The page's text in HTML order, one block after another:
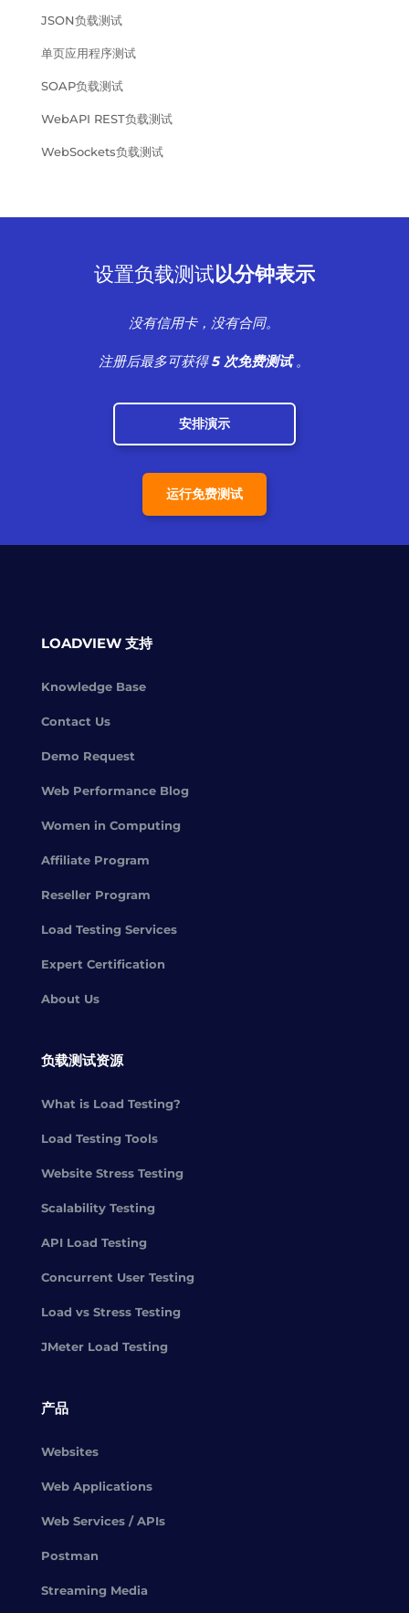
JSON负载测试
单页应用程序测试
SOAP负载测试
WebAPI REST负载测试
WebSockets负载测试
设置负载测试以分钟表示
没有信用卡，没有合同。
注册后最多可获得5 次免费测试。
安排演示
运行免费测试
LOADVIEW 支持
Knowledge Base
Contact Us
Demo Request
Web Performance Blog
Women in Computing
Affiliate Program
Reseller Program
Load Testing Services
Expert Certification
About Us
负载测试资源
What is Load Testing?
Load Testing Tools
Website Stress Testing
Scalability Testing
API Load Testing
Concurrent User Testing
Load vs Stress Testing
JMeter Load Testing
产品
Websites
Web Applications
Web Services / APIs
Postman
Streaming Media